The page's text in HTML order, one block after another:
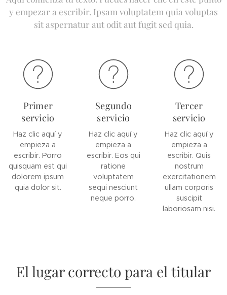
y empezar a escribir. Ipsam voluptatem quia voluptas
sit aspernatur aut odit aut fugit sed quia.
Primer
servicio
Haz clic aquí y
empieza a
escribir. Porro
quisquam est qui
dolorem ipsum
quia dolor sit.
Segundo
servicio
Haz clic aquí y
empieza a
escribir. Eos qui
ratione
voluptatem
sequi nesciunt
neque porro.
Tercer
servicio
Haz clic aquí y
empieza a
escribir. Quis
nostrum
exercitationem
ullam corporis
suscipit
laboriosam nisi.
El lugar correcto para el titular